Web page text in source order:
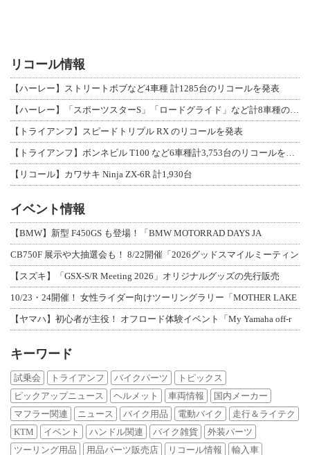
リコール情報
【ハーレー】ストリートボブなど4車種 計1285台のリコールを発表
【ハーレー】「スポーツスターS」「ロードグライド」など計8車種のリコールを発表
【トライアンフ】スピードトリプル RX のリコールを発表
【トライアンフ】ボンネビル T100 など6車種計3,753台のリコールを発表
【リコール】カワサキ Ninja ZX-6R 計1,930台
イベント情報
【BMW】新型 F450GS も登場！「BMW MOTORRAD DAYS JA
CB750F 展示や大抽選会も！ 8/22開催「2026グッドスマイルミーティン
【スズキ】「GSX-S/R Meeting 2026」オリジナルグッズの先行販売
10/23・24開催！ 女性ライダー向けツーリングラリー「MOTHER LAKE
【ヤマハ】初心者が主役！ オフロード体験イベント「My Yamaha off-r
キーワード
試乗会 トライアンフ バイクパーツ
トピックス
ピックアップニュース
ヘルメット 車両情報
国内メーカー
マフラー関連
ニュース バイク用品 電動バイク
走行＆ライテク
KTM
イベント ハンドル関連 バイク雑貨
外装パーツ
ツーリング用品
用品パーツ販売店 リコール情報 輸入車